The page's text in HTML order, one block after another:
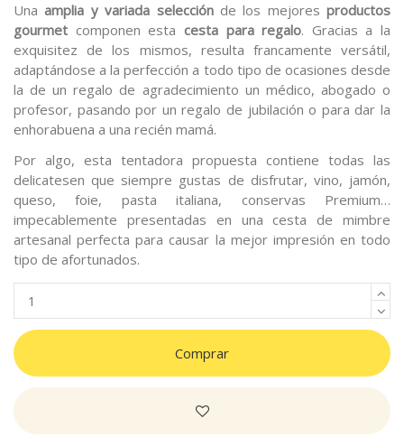
Unaamplia y variada selecciónde los mejores productos
gourmet componen esta cesta para regalo. Gracias a la
exquisitez de los mismos, resulta francamente versátil,
adaptándose a la perfección a todo tipo de ocasiones desde
la de un regalo de agradecimiento un médico, abogado o
profesor, pasando por un regalo de jubilación o para dar la
enhorabuena a una recién mamá.
Por algo, esta tentadora propuesta contiene todas las
delicatesen que siempre gustas de disfrutar, vino, jamón,
queso, foie, pasta italiana, conservas Premium…
impecablemente presentadas en una cesta de mimbre
artesanal perfecta para causar la mejor impresión en todo
tipo de afortunados.
Comprar